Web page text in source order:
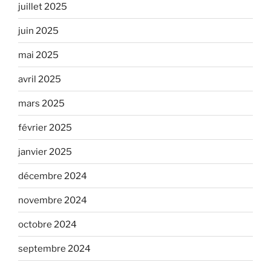
juillet 2025
juin 2025
mai 2025
avril 2025
mars 2025
février 2025
janvier 2025
décembre 2024
novembre 2024
octobre 2024
septembre 2024